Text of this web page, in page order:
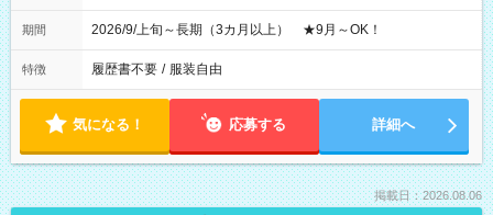
期間 2026/9/上旬～長期（3カ月以上） ★9月～OK！
特徴 履歴書不要 / 服装自由
気になる！ 応募する 詳細へ
掲載日：2026.08.06